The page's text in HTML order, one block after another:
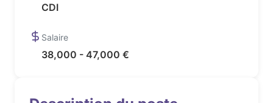
CDI
Salaire
38,000 - 47,000 €